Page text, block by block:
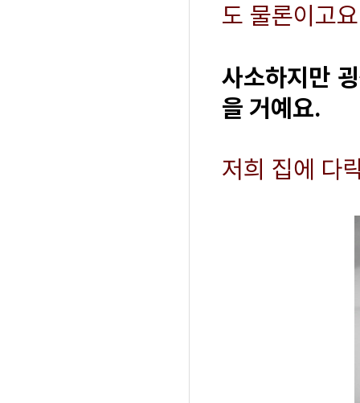
도 물론이고
사소하지만
을 거예요.
저희 집에 다